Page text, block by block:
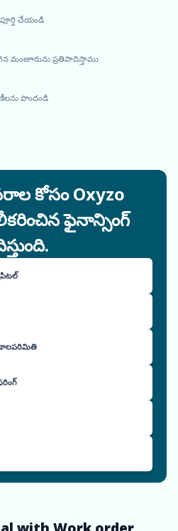
చేయండి
మంజూరును ప్రతిపాదిస్తాము
పొందండి
కోసం Oxyzo
ఫైనాన్సింగ్
కాలపరిమితి